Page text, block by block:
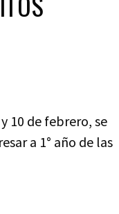
10 de febrero, se
a 1° año de las